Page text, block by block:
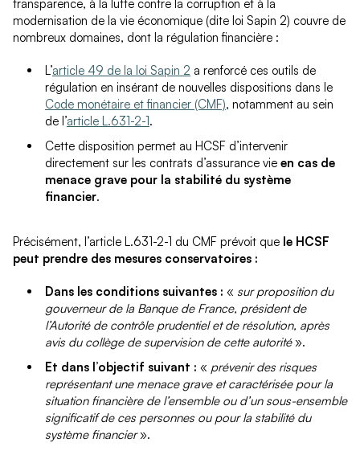
transparence, à la lutte contre la corruption et à la
modernisation de la vie économique (dite loi Sapin 2) couvre de
nombreux domaines, dont la régulation financière :
L’article 49 de la loi Sapin 2 a renforcé ces outils de
régulation en insérant de nouvelles dispositions dans le
Code monétaire et financier (CMF), notamment au sein
de l’article L.631-2-1.
Cette disposition permet au HCSF d’intervenir
directement sur les contrats d’assurance vie en cas de
menace grave pour la stabilité du système
financier.
Précisément, l’article L.631-2-1 du CMF prévoit que le HCSF
peut prendre des mesures conservatoires :
Dans les conditions suivantes : « sur proposition du
gouverneur de la Banque de France, président de
l’Autorité de contrôle prudentiel et de résolution, après
avis du collège de supervision de cette autorité».
Et dans l’objectif suivant : « prévenir des risques
représentant une menace grave et caractérisée pour la
situation financière de l’ensemble ou d’un sous-ensemble
significatif de ces personnes ou pour la stabilité du
système financier».